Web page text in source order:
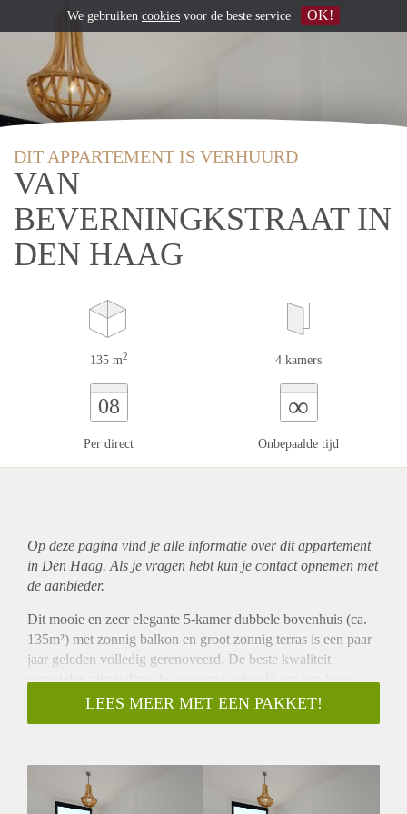
DIT APPARTEMENT IS VERHUURD
VAN
BEVERNINGKSTRAAT IN
DEN HAAG
135 m2 4 kamers
08
Per direct
∞
Onbepaalde tijd
Op deze pagina vind je alle informatie over ditappartement
in Den Haag. Als je vragen hebt kun je contact opnemen met
de aanbieder.
Dit mooie en zeer elegante 5-kamer dubbele bovenhuis (ca.
135m²) met zonnig balkon en groot zonnig terras is een paar
jaar geleden volledig gerenoveerd. De beste kwaliteit
materialen zijn tijdens de renovatie gebruikt om een luxe
levensstijl en een fijn thuis te creëren voor de nieuwe
huurders. U zult gecharmeerd zijn van alle klassieke details,
Omschrijving
Entree woning via de open portiek op de eerste etage. Via de
LEES MEER MET EEN PAKKET!
We gebruiken cookies voor de beste service OK!